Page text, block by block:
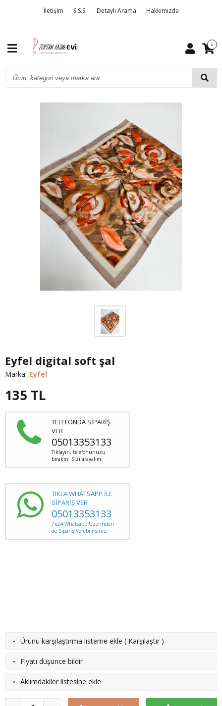
İletişim S.S.S. Detaylı Arama Hakkımızda
0
Eyfel digital soft şal
Marka: Eyfel
135 TL
TELEFONDA SİPARİŞ
VER
05013353133
Tıklayın, telefonunuzu
bırakın. Sizi arayalım.
TIKLA WHATSAPP İLE
SİPARİŞ VER
05013353133
7x24 Whatsapp Üzerinden
de Sipariş Verebilirsiniz.
· Ürünü karşılaştırma listeme ekle ( Karşılaştır )
· Fiyatı düşünce bildir
· Aklımdakiler listesine ekle